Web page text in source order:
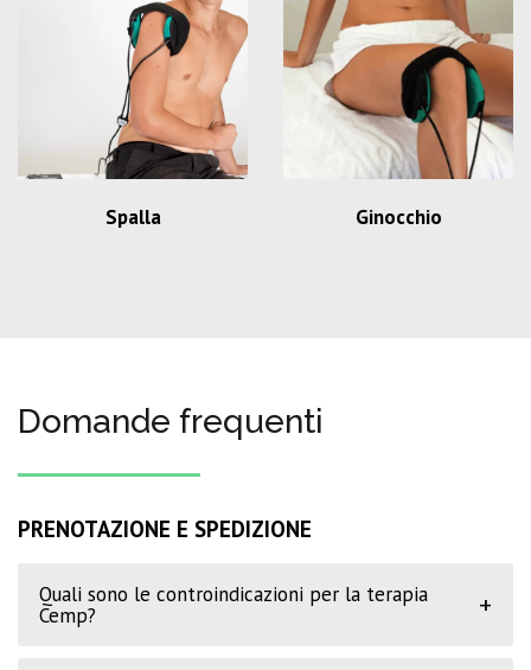
Spalla Ginocchio
Domande frequenti
PRENOTAZIONE E SPEDIZIONE
Quali sono le controindicazioni per la terapia
Cemp?
+